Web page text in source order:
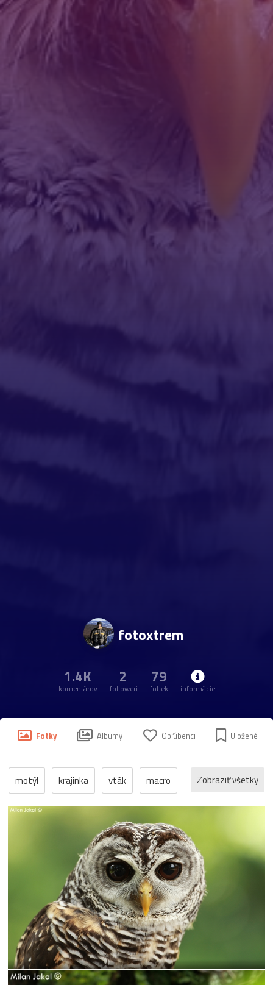
fotoxtrem
1.4K
komentárov
2
followeri
79
fotiek informácie
Fotky Albumy Obľúbenci Uložené
Zobraziť všetky
motýl krajinka vták macro
mráz sokol
chrobák kalvária lišaj
srnka stromy vidlochvost
babôčka Bojnice Bojnický BojnickýZámok
Castle cesta cintorín drozdica
Hron jar Jastrab jeleň jesienka Klavária